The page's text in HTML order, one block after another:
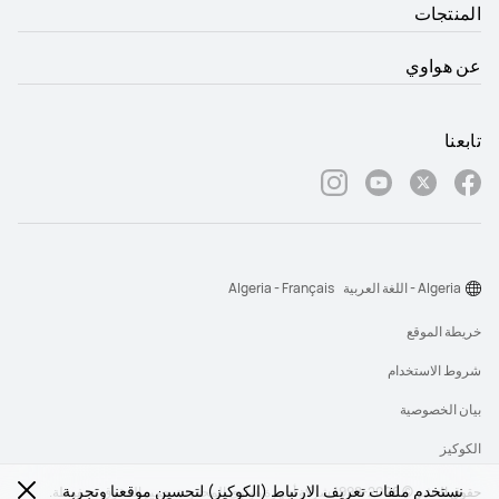
نستخدم ملفات تعريف الارتباط (الكوكيز) لتحسين موقعنا وتجربة
المنتجات
عن هواوي
تابعنا
حقوق النشر © 2026-1998 شركة أجهزة هواوي المحدودة. جميع الحقوق محفوظة.
خريطة الموقع
شروط الاستخدام
بيان الخصوصية
الكوكيز
Algeria - اللغة العربية Algeria - Français